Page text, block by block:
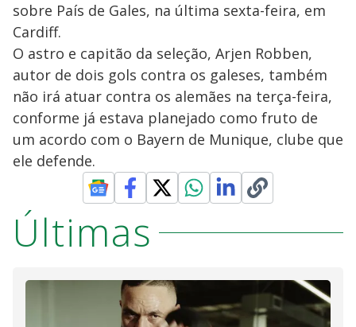
sobre País de Gales, na última sexta-feira, em
Cardiff.
O astro e capitão da seleção, Arjen Robben,
autor de dois gols contra os galeses, também
não irá atuar contra os alemães na terça-feira,
conforme já estava planejado como fruto de
um acordo com o Bayern de Munique, clube que
ele defende.
Últimas